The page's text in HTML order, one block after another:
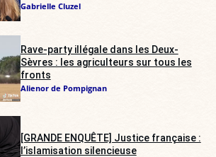
Gabrielle Cluzel
Rave-party illégale dans les Deux-
Sèvres : les agriculteurs sur tous les
fronts
Alienor de Pompignan
[GRANDE ENQUÊTE] Justice française :
l’islamisation silencieuse